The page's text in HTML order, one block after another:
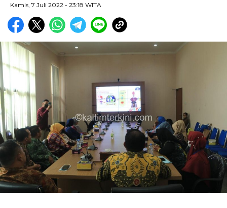
Kamis, 7 Juli 2022 - 23:18 WITA